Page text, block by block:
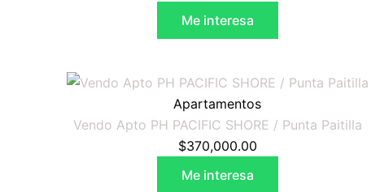
Me interesa
Apartamentos
Vendo Apto PH PACIFIC SHORE / Punta Paitilla
$370,000.00
Me interesa